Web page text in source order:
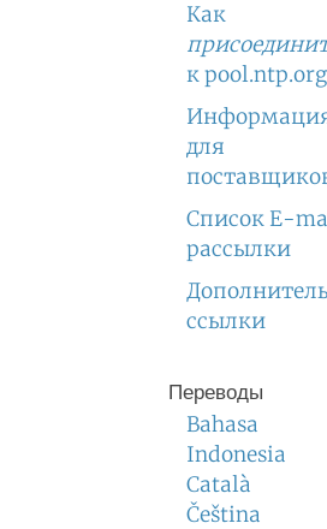
Как
к
для
Список E-
рассылки
ссылки
Переводы
Bahasa
Indonesia
Català
Čeština